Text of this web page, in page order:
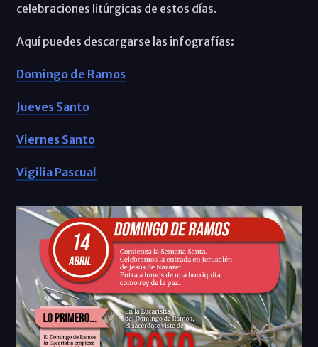
celebraciones litúrgicas de estos días.
Aquí puedes descargarse las infografías:
Domingo de Ramos
Jueves Santo
Viernes Santo
Vigilia Pascual